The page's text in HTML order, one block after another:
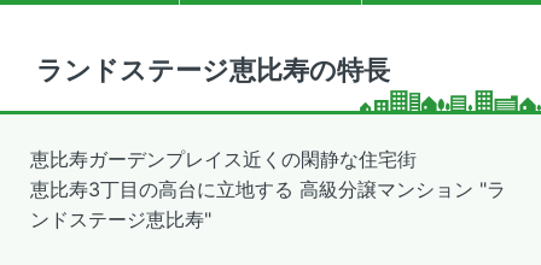
ランドステージ恵比寿の特長
恵比寿ガーデンプレイス近くの閑静な住宅街
恵比寿3丁目の高台に立地する 高級分譲マンション "ラ
ンドステージ恵比寿"